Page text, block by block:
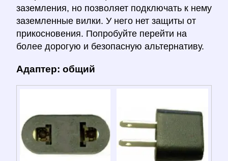
заземления, но позволяет подключать к нему
заземленные вилки. У него нет защиты от
прикосновения. Попробуйте перейти на
более дорогую и безопасную альтернативу.
Адаптер: общий